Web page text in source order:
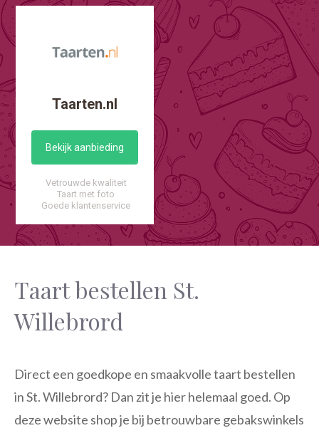
Taarten.nl
Bekijk aanbieding
Vetrouwde kwaliteit
Taart met foto
Goede klantenservice
Taart bestellen St.
Willebrord
Direct een goedkope en smaakvolle taart bestellen
in St. Willebrord? Dan zit je hier helemaal goed. Op
deze website shop je bij betrouwbare gebakswinkels